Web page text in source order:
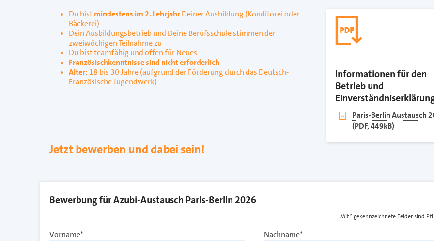
Du bistmindestens im 2. LehrjahrDeiner Ausbildung (Konditorei oder
Bäckerei)
Dein Ausbildungsbetrieb und Deine Berufsschule stimmen der
zweiwöchigen Teilnahme zu
Du bist teamfähig und offen für Neues
Französischkenntnisse sind nicht erforderlich
Alter: 18 bis 30 Jahre (aufgrund der Förderung durch das Deutsch-
Französische Jugendwerk)
Informationen für den
Betrieb und
pdf
Paris-Berlin Austausch
(PDF, 449kB)
Jetzt bewerben und dabei sein!
Bewerbung für Azubi-Austausch Paris-Berlin 2026
Mit * gekennzeichnete Felder sind
Vorname* Nachname*